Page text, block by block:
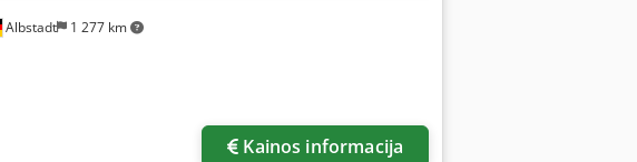
Albstadt 1 277 km
Kainos informacija